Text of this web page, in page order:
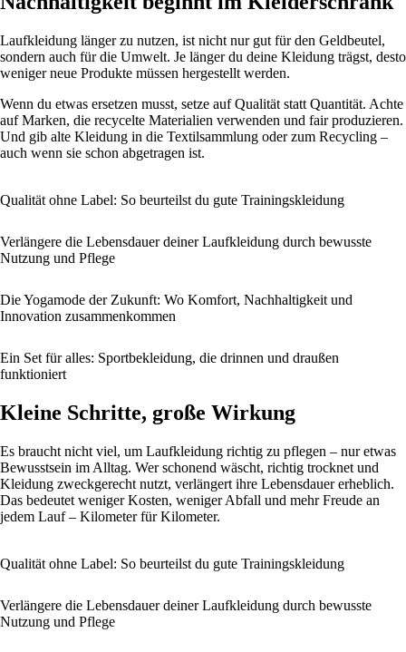
Laufkleidung länger zu nutzen, ist nicht nur gut für den Geldbeutel,
sondern auch für die Umwelt. Je länger du deine Kleidung trägst, desto
weniger neue Produkte müssen hergestellt werden.
Wenn du etwas ersetzen musst, setze auf Qualität statt Quantität. Achte
auf Marken, die recycelte Materialien verwenden und fair produzieren.
Und gib alte Kleidung in die Textilsammlung oder zum Recycling –
auch wenn sie schon abgetragen ist.
Qualität ohne Label: So beurteilst du gute Trainingskleidung
Verlängere die Lebensdauer deiner Laufkleidung durch bewusste
Nutzung und Pflege
Die Yogamode der Zukunft: Wo Komfort, Nachhaltigkeit und
Innovation zusammenkommen
Ein Set für alles: Sportbekleidung, die drinnen und draußen
funktioniert
Kleine Schritte, große Wirkung
Es braucht nicht viel, um Laufkleidung richtig zu pflegen – nur etwas
Bewusstsein im Alltag. Wer schonend wäscht, richtig trocknet und
Kleidung zweckgerecht nutzt, verlängert ihre Lebensdauer erheblich.
Das bedeutet weniger Kosten, weniger Abfall und mehr Freude an
jedem Lauf – Kilometer für Kilometer.
Qualität ohne Label: So beurteilst du gute Trainingskleidung
Verlängere die Lebensdauer deiner Laufkleidung durch bewusste
Nutzung und Pflege